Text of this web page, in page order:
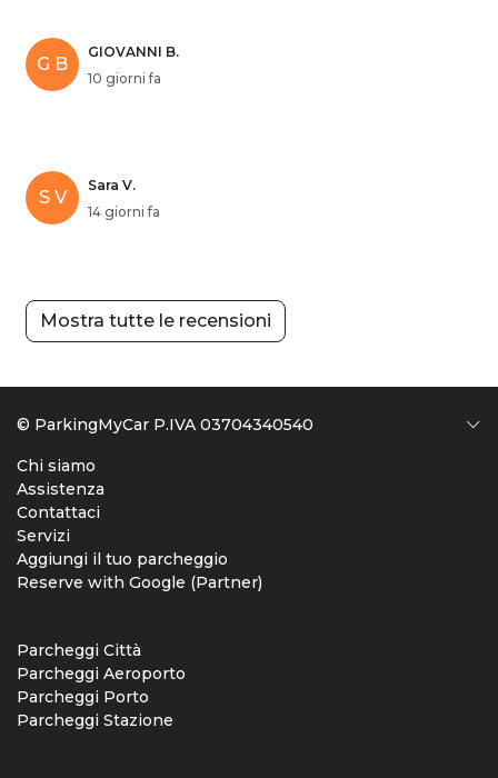
G B
GIOVANNI B.
10 giorni fa
S V
Sara V.
14 giorni fa
Mostra tutte le recensioni
© ParkingMyCar P.IVA 03704340540
Chi siamo
Assistenza
Contattaci
Servizi
Aggiungi il tuo parcheggio
Reserve with Google (Partner)
Parcheggi Città
Parcheggi Aeroporto
Parcheggi Porto
Parcheggi Stazione